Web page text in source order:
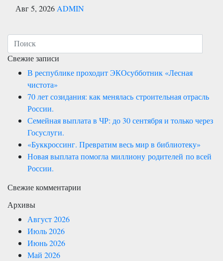
Авг 5, 2026 ADMIN
Свежие записи
В республике проходит ЭКОсубботник «Лесная
чистота»
70 лет созидания: как менялась строительная отрасль
России.
Семейная выплата в ЧР: до 30 сентября и только через
Госуслуги.
«Буккроссинг. Превратим весь мир в библиотеку»
Новая выплата помогла миллиону родителей по всей
России.
Свежие комментарии
Архивы
Август 2026
Июль 2026
Июнь 2026
Май 2026